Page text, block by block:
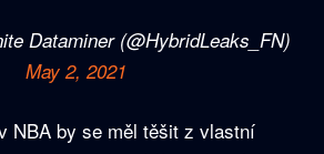
Dataminer (@HybridLeaks_FN)
May 2, 2021
NBA by se měl těšit z vlastní